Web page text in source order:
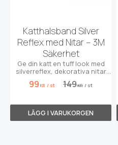
Katthalsband Silver
Reflex med Nitar – 3M
Säkerhet
Ge din katt en tuff look med
silverreflex, dekorativa nitar
och livsviktig stretch.
99 KR / st 149KR / st